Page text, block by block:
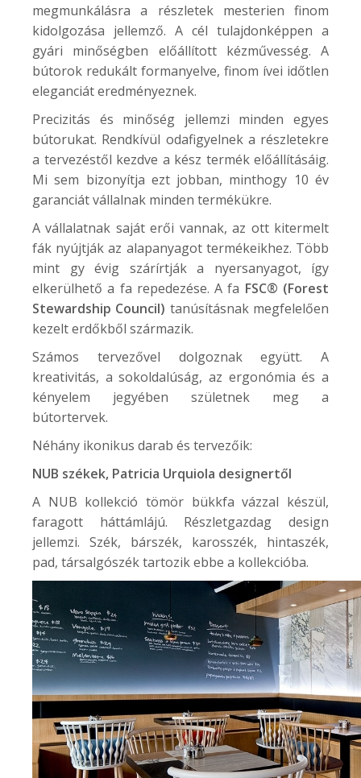
megmunkálásra a részletek mesterien finom
kidolgozása jellemző. A cél tulajdonképpen a
gyári minőségben előállított kézművesség. A
bútorok redukált formanyelve, finom ívei időtlen
eleganciát eredményeznek.
Precizitás és minőség jellemzi minden egyes
bútorukat. Rendkívül odafigyelnek a részletekre
a tervezéstől kezdve a kész termék előállításáig.
Mi sem bizonyítja ezt jobban, minthogy 10 év
garanciát vállalnak minden termékükre.
A vállalatnak saját erői vannak, az ott kitermelt
fák nyújtják az alapanyagot termékeikhez. Több
mint gy évig szárírtják a nyersanyagot, így
elkerülhető a fa repedezése. A fa FSC® (Forest
Stewardship Council) tanúsításnak megfelelően
kezelt erdőkből származik.
Számos tervezővel dolgoznak együtt. A
kreativitás, a sokoldalúság, az ergonómia és a
kényelem jegyében születnek meg a
bútortervek.
Néhány ikonikus darab és tervezőik:
NUB székek, Patricia Urquiola designertől
A NUB kollekció tömör bükkfa vázzal készül,
faragott háttámlájú. Részletgazdag design
jellemzi. Szék, bárszék, karosszék, hintaszék,
pad, társalgószék tartozik ebbe a kollekcióba.